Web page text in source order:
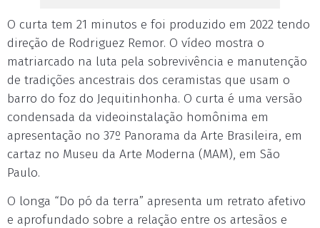
O curta tem 21 minutos e foi produzido em 2022 tendo
direção de Rodriguez Remor. O vídeo mostra o
matriarcado na luta pela sobrevivência e manutenção
de tradições ancestrais dos ceramistas que usam o
barro do foz do Jequitinhonha. O curta é uma versão
condensada da videoinstalação homônima em
apresentação no 37º Panorama da Arte Brasileira, em
cartaz no Museu da Arte Moderna (MAM), em São
Paulo.
O longa “Do pó da terra” apresenta um retrato afetivo
e aprofundado sobre a relação entre os artesãos e